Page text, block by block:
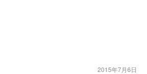
2015年7月6日